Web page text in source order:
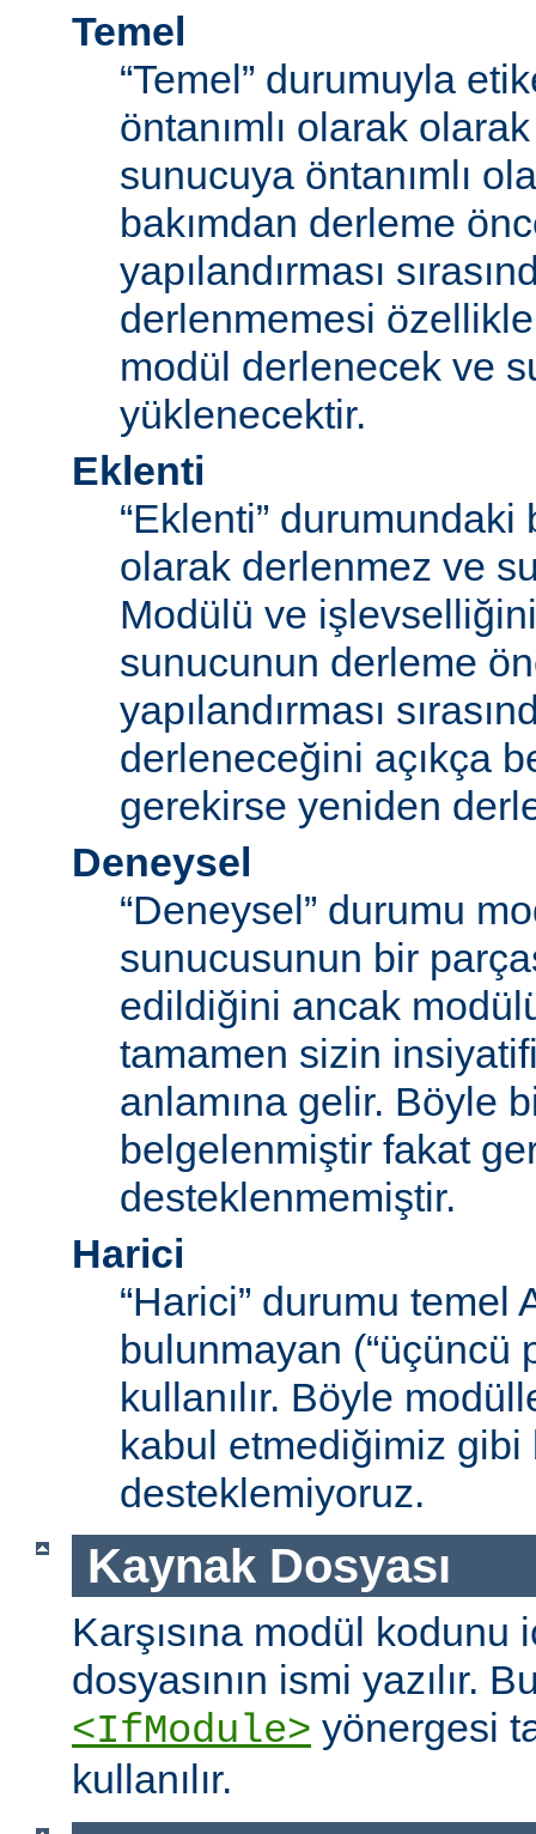
Temel
“Temel” durumuyla
öntanımlı olarak
sunucuya öntanımlı
bakımdan derleme
yapılandırması
derlenmemesi
modül derlenecek ve
yüklenecektir.
Eklenti
“Eklenti”
olarak derlenmez ve
Modülü ve
sunucunun derleme
yapılandırması
derleneceğini açıkça
gerekirse yeniden
Deneysel
“Deneysel” durumu
sunucusunun bir
edildiğini ancak
tamamen sizin
anlamına gelir. Böyle
belgelenmiştir fakat
desteklenmemiştir.
Harici
“Harici” durumu temel
bulunmayan (“üçüncü
kullanılır. Böyle
kabul etmediğimiz gibi
desteklemiyoruz.
Kaynak Dosyası
Karşısına modül kodunu
dosyasının ismi yazılır.
<IfModule> yönergesi
kullanılır.